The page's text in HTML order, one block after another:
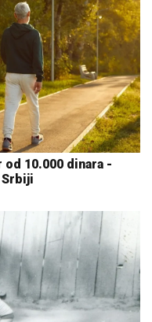
od 10.000 dinara -